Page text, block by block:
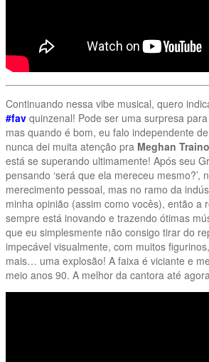
Continuando nessa vibe musical, quero
#fav quinzenal! Pode ser uma surpresa
mas quando é bom, eu falo independente
nunca dei muita atenção pra Meghan
está se superando ultimamente! Após seu
pensando ‘será que ela mereceu mesmo?’,
merecimento pessoal, mas no ramo da
minha opinião (assim como vocês), então a
sempre está inovando e trazendo ótimas
que eu simplesmente não consigo tirar do
impecável visualmente, com muitos
mais… uma explosão! A faixa é viciante e
meio anos 90. A melhor da cantora até